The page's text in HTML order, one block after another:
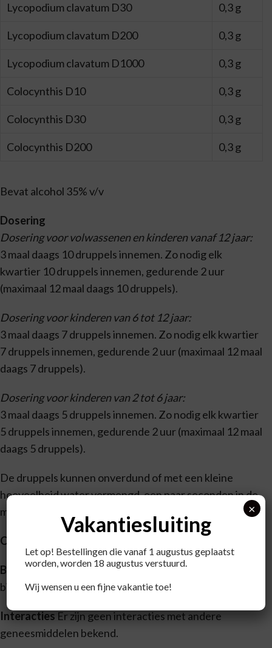
Lycopodium clavatum D30 0,3 g
Lycopodium clavatum D200 0,3 g
Lycopodium clavatum D1000 0,3 g
Colocynthis D10 0,3 g
Colocynthis D30 0,3 g
Colocynthis D200 0,3 g
Bevat alcohol 35% v/v
Dosering
Dosering voor volwassenen en kinderen vanaf 12 jaar:
3 maal daags 10 druppels innemen. Zo nodig elk
kwartier 10 druppels innemen, gedurende 2 uur
(maximaal 12 maal daags 10 druppels).
Dosering voor kinderen van 6 tot 12 jaar:
3 maal daags 7 druppels innemen. Zo nodig elk kwartier
7 druppels innemen, gedurende 2 uur (maximaal 12 maal
daags 7 druppels).
Dosering voor kinderen van 2 tot 6 jaar:
3 maal daags 5 druppels innemen. Zo nodig elk kwartier
5 druppels innemen, gedurende 2 uur (maximaal 12 maal
daags 5 druppels).
De druppels kunnen onverdund of met een kleine
hoeveelheid water vermengd, een paar seconden in de
mond gehouden worden alvorens ze door te slikken.
Contra-indicaties
BijwerkingenEr zijn van Nux vomica-Homaccord geen
bijwerkingen bekend.
Interacties Er zijn geen interacties met andere
geneesmiddelen bekend.
Vakantiesluiting
Let op! Bestellingen die vanaf 1 augustus geplaatst
worden, worden 18 augustus verstuurd.
Wij wensen u een fijne vakantie toe!
×